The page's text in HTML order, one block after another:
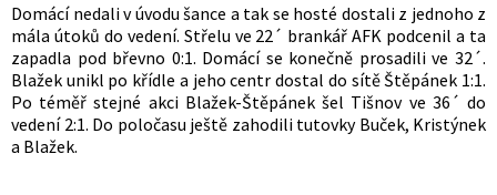
Domácí nedali v úvodu šance a tak se hosté dostali z jednoho z
mála útoků do vedení. Střelu ve 22´ brankář AFK podcenil a ta
zapadla pod břevno 0:1. Domácí se konečně prosadili ve 32´.
Blažek unikl po křídle a jeho centr dostal do sítě Štěpánek 1:1.
Po téměř stejné akci Blažek-Štěpánek šel Tišnov ve 36´ do
vedení 2:1. Do poločasu ještě zahodili tutovky Buček, Kristýnek
a Blažek.